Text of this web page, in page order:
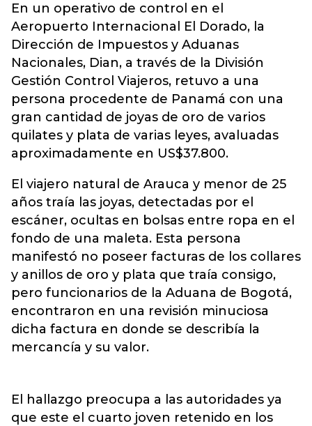
En un operativo de control en el
Aeropuerto Internacional El Dorado, la
Dirección de Impuestos y Aduanas
Nacionales, Dian, a través de la División
Gestión Control Viajeros, retuvo a una
persona procedente de Panamá con una
gran cantidad de joyas de oro de varios
quilates y plata de varias leyes, avaluadas
aproximadamente en US$37.800.
El viajero natural de Arauca y menor de 25
años traía las joyas, detectadas por el
escáner, ocultas en bolsas entre ropa en el
fondo de una maleta. Esta persona
manifestó no poseer facturas de los collares
y anillos de oro y plata que traía consigo,
pero funcionarios de la Aduana de Bogotá,
encontraron en una revisión minuciosa
dicha factura en donde se describía la
mercancía y su valor.
El hallazgo preocupa a las autoridades ya
que este el cuarto joven retenido en los